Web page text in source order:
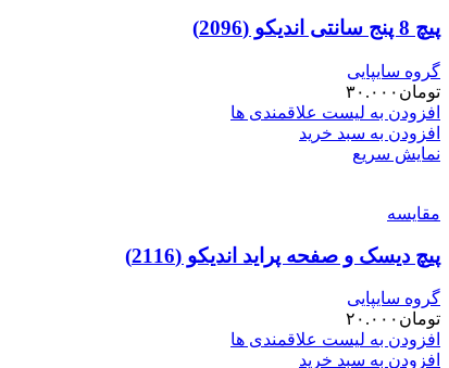
پیچ 8 پنج سانتی اندیکو (2096)
گروه سایپایی
تومان ۳۰.۰۰۰
افزودن به لیست علاقمندی ها
افزودن به سبد خرید
نمایش سریع
مقایسه
پیچ دیسک و صفحه پراید اندیکو (2116)
گروه سایپایی
تومان ۲۰.۰۰۰
افزودن به لیست علاقمندی ها
افزودن به سبد خرید